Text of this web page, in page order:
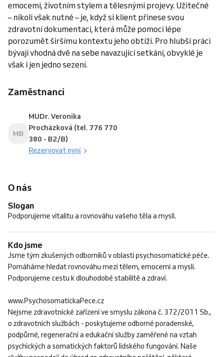
emocemi, životním stylem a tělesnými projevy. Užitečné
– nikoli však nutné – je, když si klient přinese svou
zdravotní dokumentaci, která může pomoci lépe
porozumět širšímu kontextu jeho obtíží. Pro hlubší práci
bývají vhodná dvě na sebe navazující setkání, obvyklé je
však i jen jedno sezení.
Zaměstnanci
MB
MUDr. Veronika
Procházková (tel. 776 770
380 - B2/B)
Rezervovat nyní
O nás
Slogan
Podporujeme vitalitu a rovnováhu vašeho těla a mysli.
Kdo jsme
Jsme tým zkušených odborníků v oblasti psychosomatické péče.
Pomáháme hledat rovnováhu mezi tělem, emocemi a myslí.
Podporujeme cestu k dlouhodobé stabilitě a zdraví.
www.PsychosomatickaPece.cz
Nejsme zdravotnické zařízení ve smyslu zákona č. 372/2011 Sb.,
o zdravotních službách - poskytujeme odborné poradenské,
podpůrné, regenerační a edukační služby zaměřené na vztah
psychických a somatických faktorů lidského fungování. Naše